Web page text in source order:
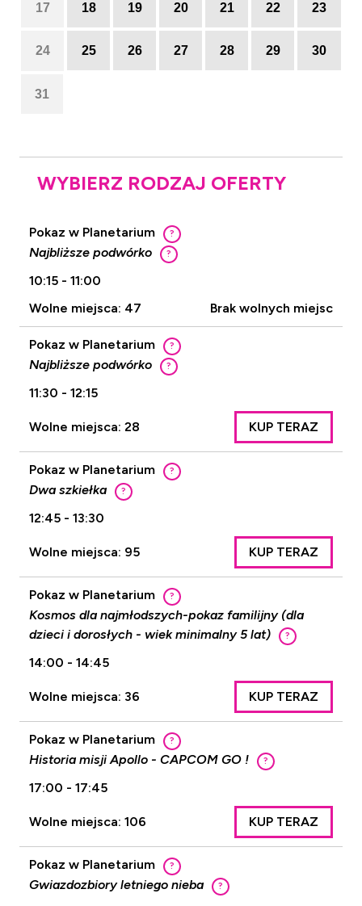
17 18 19 20 21 22 23
24 25 26 27 28 29 30
31
WYBIERZ RODZAJ OFERTY
Pokaz w Planetarium ?
Najbliższe podwórko ?
10:15 - 11:00
Wolne miejsca: 47
Brak wolnych miejsc
Pokaz w Planetarium ?
Najbliższe podwórko ?
11:30 - 12:15
Wolne miejsca: 28 KUP TERAZ
Pokaz w Planetarium ?
Dwa szkiełka ?
12:45 - 13:30
Wolne miejsca: 95 KUP TERAZ
Pokaz w Planetarium ?
Kosmos dla najmłodszych-pokaz familijny (dla
dzieci i dorosłych - wiek minimalny 5 lat)
?
14:00 - 14:45
Wolne miejsca: 36 KUP TERAZ
Pokaz w Planetarium ?
Historia misji Apollo - CAPCOM GO ! ?
17:00 - 17:45
Wolne miejsca: 106 KUP TERAZ
Pokaz w Planetarium ?
Gwiazdozbiory letniego nieba ?